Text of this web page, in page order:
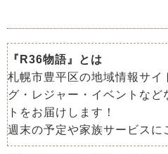
『R36物語』とは
札幌市豊平区の地域情報サイ
グ・レジャー・イベントなど
トをお届けします！
週末の予定や家族サービスに